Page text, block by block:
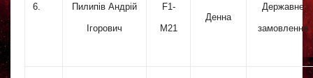
6. Пилипів Андрій
Ігорович
F1-
M21
Денна
Державне
замовлення